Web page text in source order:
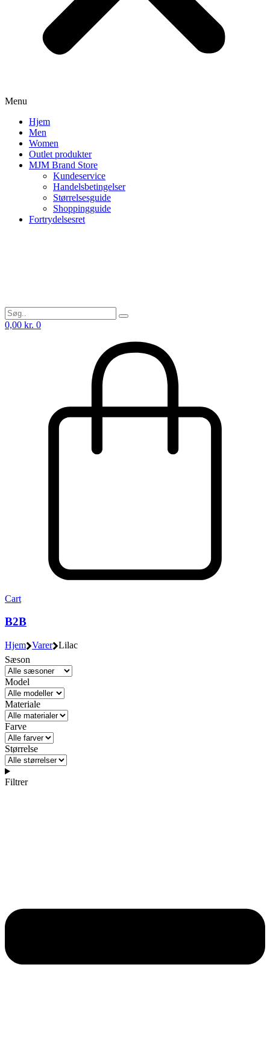
Menu
Hjem
Men
Women
Outlet produkter
MJM Brand Store
Kundeservice
Handelsbetingelser
Størrelsesguide
Shoppingguide
Fortrydelsesret
0,00 kr. 0
Cart
B2B
Hjem Varer Lilac
Sæson
Model
Materiale
Farve
Størrelse
Filtrer